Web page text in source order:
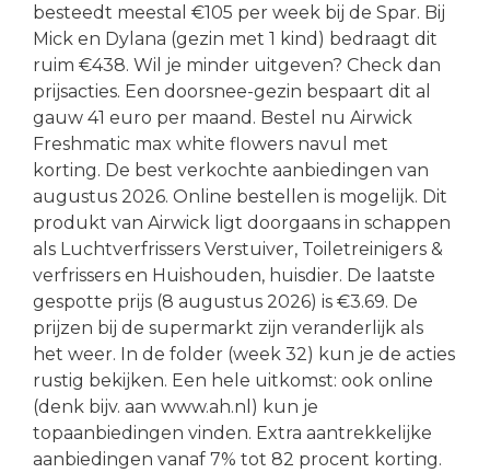
besteedt meestal €105 per week bij de Spar. Bij
Mick en Dylana (gezin met 1 kind) bedraagt dit
ruim €438. Wil je minder uitgeven? Check dan
prijsacties. Een doorsnee-gezin bespaart dit al
gauw 41 euro per maand. Bestel nu Airwick
Freshmatic max white flowers navul met
korting. De best verkochte aanbiedingen van
augustus 2026. Online bestellen is mogelijk. Dit
produkt van Airwick ligt doorgaans in schappen
als Luchtverfrissers Verstuiver, Toiletreinigers &
verfrissers en Huishouden, huisdier. De laatste
gespotte prijs (8 augustus 2026) is €3.69. De
prijzen bij de supermarkt zijn veranderlijk als
het weer. In de folder (week 32) kun je de acties
rustig bekijken. Een hele uitkomst: ook online
(denk bijv. aan www.ah.nl) kun je
topaanbiedingen vinden. Extra aantrekkelijke
aanbiedingen vanaf 7% tot 82 procent korting.